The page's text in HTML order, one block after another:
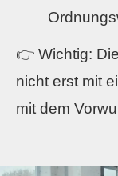
👉 Wichtig:
nicht erst mit
mit dem